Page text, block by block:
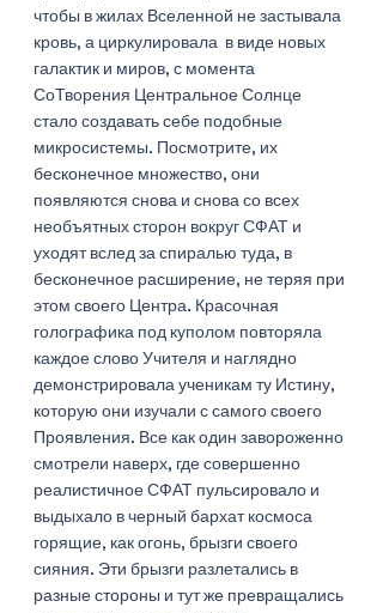
чтобы в жилах Вселенной не застывала
кровь, а циркулировала  в виде новых
галактик и миров, с момента
СоТворения Центральное Солнце
стало создавать себе подобные
микросистемы. Посмотрите, их
бесконечное множество, они
появляются снова и снова со всех
необъятных сторон вокруг СФАТ и
уходят вслед за спиралью туда, в
бесконечное расширение, не теряя при
этом своего Центра. Красочная
голографика под куполом повторяла
каждое слово Учителя и наглядно
демонстрировала ученикам ту Истину,
которую они изучали с самого своего
Проявления. Все как один завороженно
смотрели наверх, где совершенно
реалистичное СФАТ пульсировало и
выдыхало в черный бархат космоса
горящие, как огонь, брызги своего
сияния. Эти брызги разлетались в
разные стороны и тут же превращались